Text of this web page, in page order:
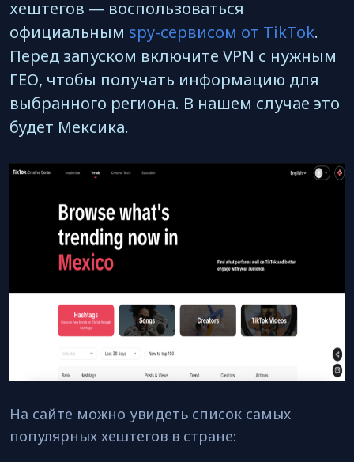
хештегов — воспользоваться
официальным spy-сервисом от TikTok.
Перед запуском включите VPN с нужным
ГЕО, чтобы получать информацию для
выбранного региона. В нашем случае это
будет Мексика.
На сайте можно увидеть список самых
популярных хештегов в стране: